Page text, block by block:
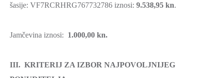
šasije: VF7RCRHRG767732786 iznosi: 9.538,95 kn.
Jamčevina iznosi: 1.000,00 kn.
III. KRITERIJ ZA IZBOR NAJPOVOLJNIJEG